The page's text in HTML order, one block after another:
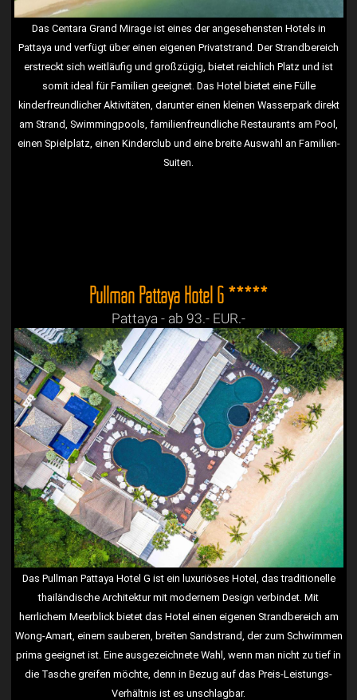
Das Centara Grand Mirage ist eines der angesehensten Hotels in
Pattaya und verfügt über einen eigenen Privatstrand. Der Strandbereich
erstreckt sich weitläufig und großzügig, bietet reichlich Platz und ist
somit ideal für Familien geeignet. Das Hotel bietet eine Fülle
kinderfreundlicher Aktivitäten, darunter einen kleinen Wasserpark direkt
am Strand, Swimmingpools, familienfreundliche Restaurants am Pool,
einen Spielplatz, einen Kinderclub und eine breite Auswahl an Familien-
Suiten.
Pullman Pattaya Hotel G *****
Pattaya - ab 93.- EUR.-
Das Pullman Pattaya Hotel G ist ein luxuriöses Hotel, das traditionelle
thailändische Architektur mit modernem Design verbindet. Mit
herrlichem Meerblick bietet das Hotel einen eigenen Strandbereich am
Wong-Amart, einem sauberen, breiten Sandstrand, der zum Schwimmen
prima geeignet ist. Eine ausgezeichnete Wahl, wenn man nicht zu tief in
die Tasche greifen möchte, denn in Bezug auf das Preis-Leistungs-
Verhältnis ist es unschlagbar.